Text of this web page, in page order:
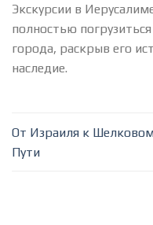
Экскурсии в
полностью
города, раскрыв его
наследие.
От Израиля к
Пути